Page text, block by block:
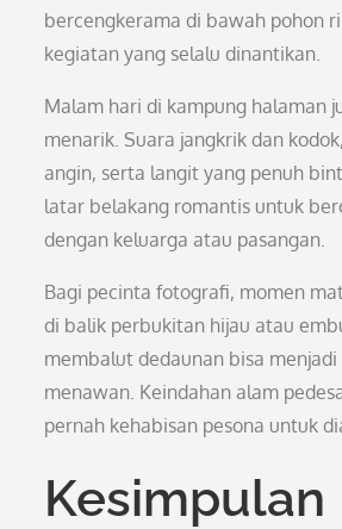
bercengkerama di bawah pohon
kegiatan yang selalu dinantikan.
Malam hari di kampung halaman
menarik. Suara jangkrik dan
angin, serta langit yang penuh
latar belakang romantis untuk
dengan keluarga atau pasangan.
Bagi pecinta fotografi, momen
di balik perbukitan hijau atau
membalut dedaunan bisa
menawan. Keindahan alam
pernah kehabisan pesona untuk
Kesimpulan